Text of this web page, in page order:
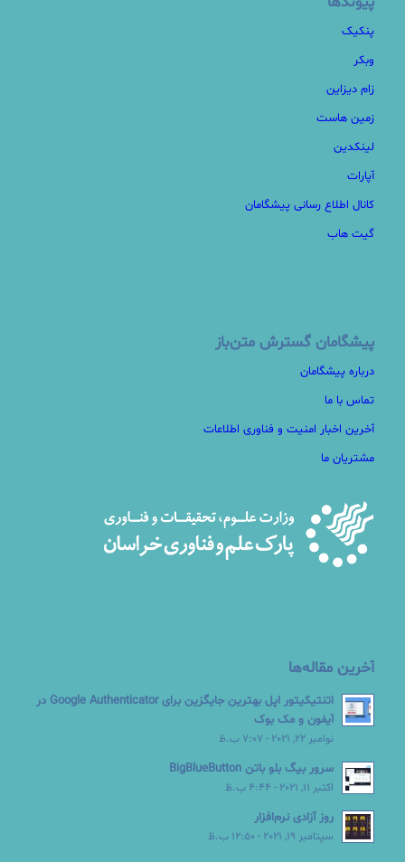
پنکیک
وبکر
زام دیزاین
زمین هاست
لینکدین
آپارات
کانال اطلاع رسانی پیشگامان
گیت هاب
پیشگامان گسترش متن‌باز
درباره پیشگامان
تماس با ما
آخرین اخبار امنیت و فناوری اطلاعات
مشتریان ما
آخرین مقاله‌ها
اتنتیکیتور اپل بهترین جایگزین برای Google Authenticator در
آیفون و مک بوک
نوامبر 22, 2021 - 7:07 ب.ظ
سرور بیگ بلو باتن BigBlueButton
اکتبر 11, 2021 - 4:44 ب.ظ
روز آزادی نرم‌افزار
سپتامبر 19, 2021 - 12:50 ب.ظ